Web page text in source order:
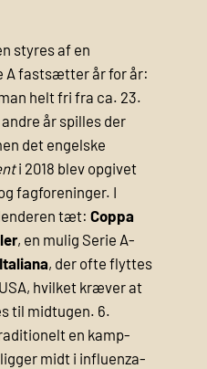
styres af en
A fastsætter år for år:
helt fri fra ca. 23.
år spilles der
det engelske
i 2018 blev opgivet
fagforeninger. I
tæt: Coppa
, en mulig Serie A-
, der ofte flyttes
hvilket kræver at
til midtugen. 6.
en kamp-
midt i influenza­